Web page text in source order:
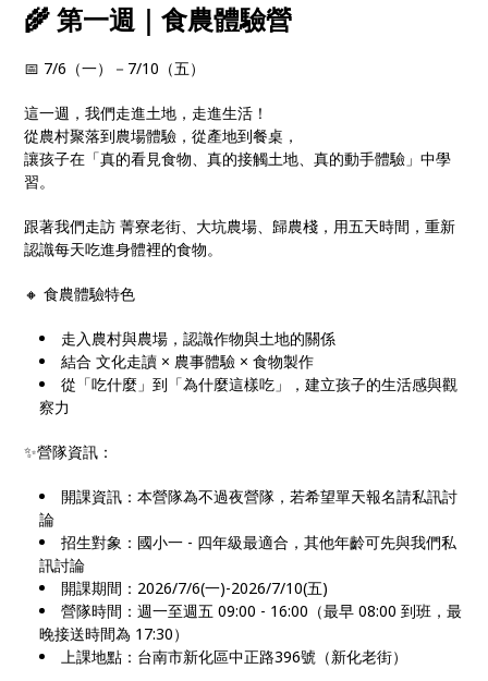
🌾 第一週｜食農體驗營
📅 7/6（一）－7/10（五）
這一週，我們走進土地，走進生活！
從農村聚落到農場體驗，從產地到餐桌，
讓孩子在「真的看見食物、真的接觸土地、真的動手體驗」中學
習。
跟著我們走訪 菁寮老街、大坑農場、歸農棧，用五天時間，重新
認識每天吃進身體裡的食物。
🔸 食農體驗特色
走入農村與農場，認識作物與土地的關係
結合 文化走讀 × 農事體驗 × 食物製作
從「吃什麼」到「為什麼這樣吃」，建立孩子的生活感與觀
察力
✨營隊資訊：
開課資訊：本營隊為不過夜營隊，若希望單天報名請私訊討
論
招生對象：國小一 - 四年級最適合，其他年齡可先與我們私
訊討論
開課期間：2026/7/6(一)-2026/7/10(五)
營隊時間：週一至週五 09:00 - 16:00（最早 08:00 到班，最
晚接送時間為 17:30）
上課地點：台南市新化區中正路396號（新化老街）